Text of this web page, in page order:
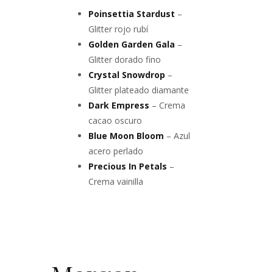
Poinsettia Stardust –
Glitter rojo rubí
Golden Garden Gala –
Glitter dorado fino
Crystal Snowdrop –
Glitter plateado diamante
Dark Empress – Crema
cacao oscuro
Blue Moon Bloom – Azul
acero perlado
Precious In Petals –
Crema vainilla